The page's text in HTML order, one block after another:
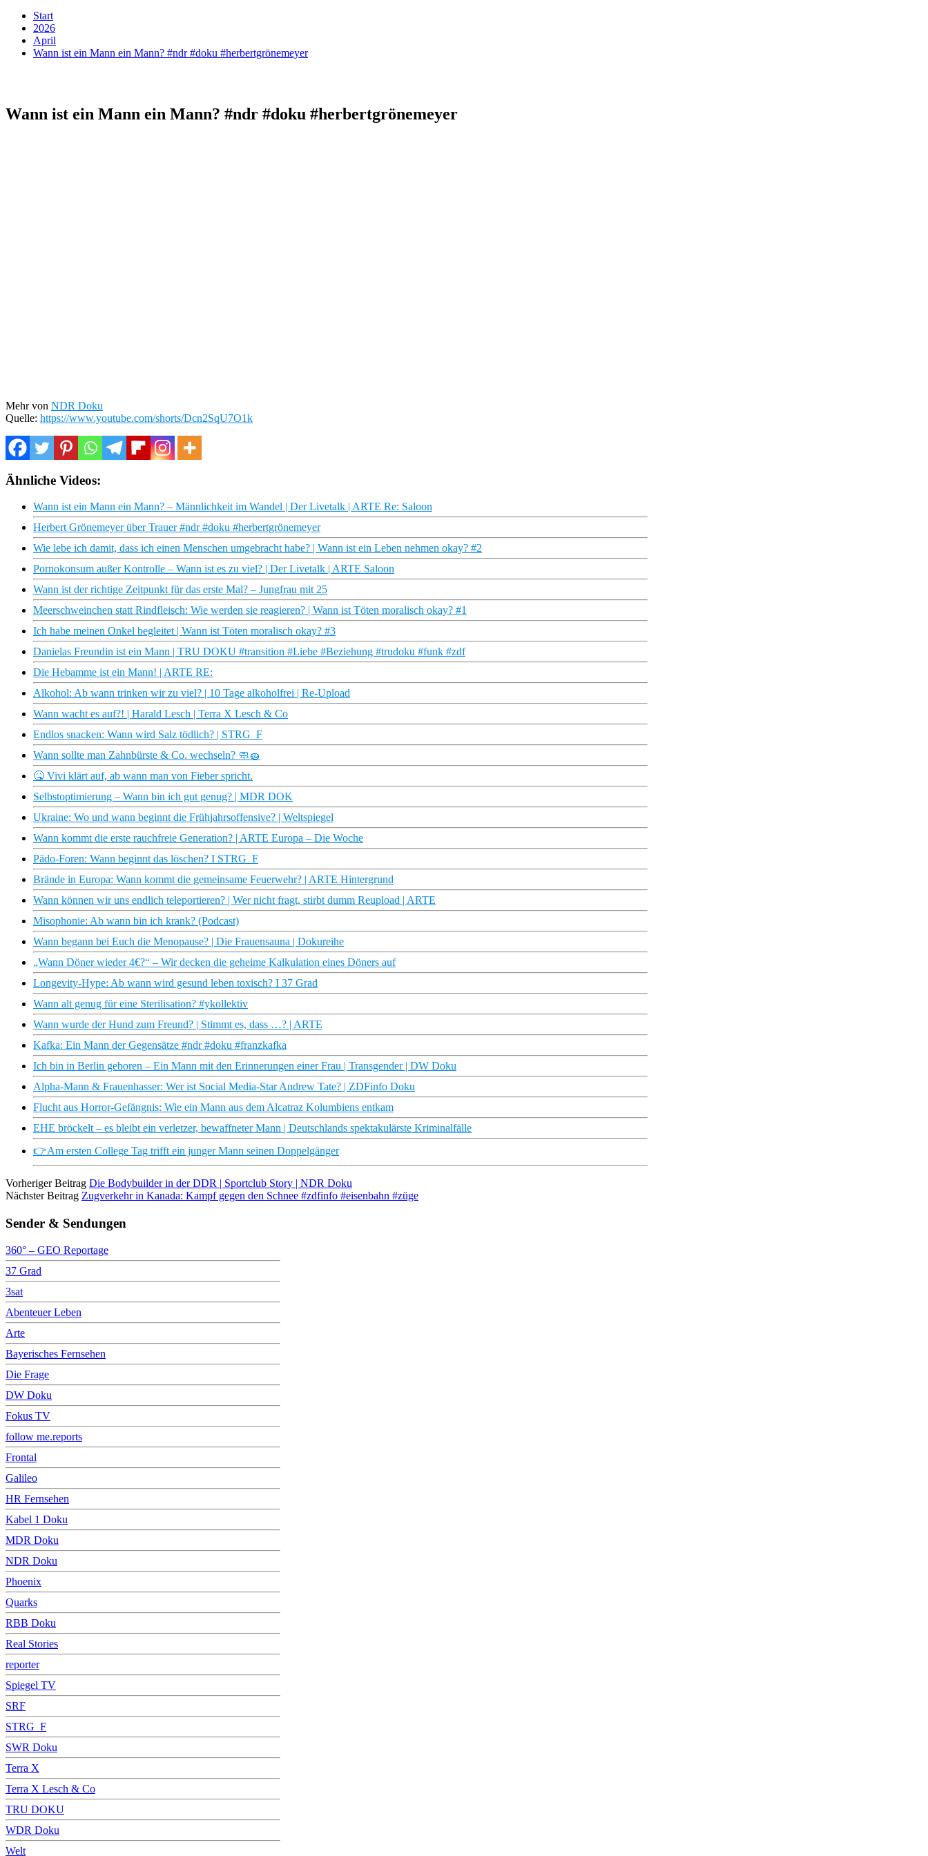
Start
2026
April
Wann ist ein Mann ein Mann? #ndr #doku #herbertgrönemeyer
Wann ist ein Mann ein Mann? #ndr #doku #herbertgrönemeyer
Mehr von NDR Doku
Quelle: https://www.youtube.com/shorts/Dcn2SqU7O1k
Ähnliche Videos:
Wann ist ein Mann ein Mann? – Männlichkeit im Wandel | Der Livetalk | ARTE Re: Saloon
Herbert Grönemeyer über Trauer #ndr #doku #herbertgrönemeyer
Wie lebe ich damit, dass ich einen Menschen umgebracht habe? | Wann ist ein Leben nehmen okay? #2
Pornokonsum außer Kontrolle – Wann ist es zu viel? | Der Livetalk | ARTE Saloon
Wann ist der richtige Zeitpunkt für das erste Mal? – Jungfrau mit 25
Meerschweinchen statt Rindfleisch: Wie werden sie reagieren? | Wann ist Töten moralisch okay? #1
Ich habe meinen Onkel begleitet | Wann ist Töten moralisch okay? #3
Danielas Freundin ist ein Mann | TRU DOKU #transition #Liebe #Beziehung #trudoku #funk #zdf
Die Hebamme ist ein Mann! | ARTE RE:
Alkohol: Ab wann trinken wir zu viel? | 10 Tage alkoholfrei | Re-Upload
Wann wacht es auf?! | Harald Lesch | Terra X Lesch & Co
Endlos snacken: Wann wird Salz tödlich? | STRG_F
Wann sollte man Zahnbürste & Co. wechseln? 🧼🧽
🤒 Vivi klärt auf, ab wann man von Fieber spricht.
Selbstoptimierung – Wann bin ich gut genug? | MDR DOK
Ukraine: Wo und wann beginnt die Frühjahrsoffensive? | Weltspiegel
Wann kommt die erste rauchfreie Generation? | ARTE Europa – Die Woche
Pädo-Foren: Wann beginnt das löschen? I STRG_F
Brände in Europa: Wann kommt die gemeinsame Feuerwehr? | ARTE Hintergrund
Wann können wir uns endlich teleportieren? | Wer nicht fragt, stirbt dumm Reupload | ARTE
Misophonie: Ab wann bin ich krank? (Podcast)
Wann begann bei Euch die Menopause? | Die Frauensauna | Dokureihe
„Wann Döner wieder 4€?“ – Wir decken die geheime Kalkulation eines Döners auf
Longevity-Hype: Ab wann wird gesund leben toxisch? I 37 Grad
Wann alt genug für eine Sterilisation? #ykollektiv
Wann wurde der Hund zum Freund? | Stimmt es, dass …? | ARTE
Kafka: Ein Mann der Gegensätze #ndr #doku #franzkafka
Ich bin in Berlin geboren – Ein Mann mit den Erinnerungen einer Frau | Transgender | DW Doku
Alpha-Mann & Frauenhasser: Wer ist Social Media-Star Andrew Tate? | ZDFinfo Doku
Flucht aus Horror-Gefängnis: Wie ein Mann aus dem Alcatraz Kolumbiens entkam
EHE bröckelt – es bleibt ein verletzer, bewaffneter Mann | Deutschlands spektakulärste Kriminalfälle
👉Am ersten College Tag trifft ein junger Mann seinen Doppelgänger
Vorheriger Beitrag Die Bodybuilder in der DDR | Sportclub Story | NDR Doku
Nächster Beitrag Zugverkehr in Kanada: Kampf gegen den Schnee #zdfinfo #eisenbahn #züge
Sender & Sendungen
360° – GEO Reportage
37 Grad
3sat
Abenteuer Leben
Arte
Bayerisches Fernsehen
Die Frage
DW Doku
Fokus TV
follow me.reports
Frontal
Galileo
HR Fernsehen
Kabel 1 Doku
MDR Doku
NDR Doku
Phoenix
Quarks
RBB Doku
Real Stories
reporter
Spiegel TV
SRF
STRG_F
SWR Doku
Terra X
Terra X Lesch & Co
TRU DOKU
WDR Doku
Welt